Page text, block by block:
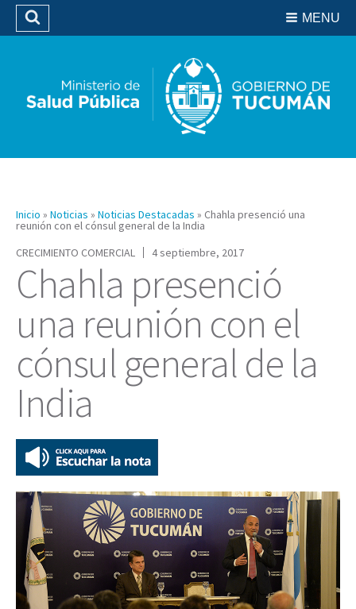
Biblioteca
MENU
Buscar
Inicio » Noticias » Noticias Destacadas » Chahla presenció una
reunión con el cónsul general de la India
CRECIMIENTO COMERCIAL
4 septiembre, 2017
Chahla presenció
una reunión con el
cónsul general de la
India